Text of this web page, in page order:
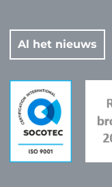
Al het nieuws